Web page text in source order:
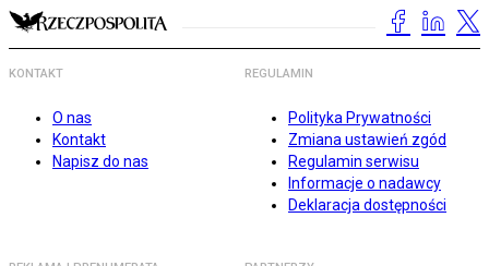
KONTAKT
O nas
Kontakt
Napisz do nas
REGULAMIN
Polityka Prywatności
Zmiana ustawień zgód
Regulamin serwisu
Informacje o nadawcy
Deklaracja dostępności